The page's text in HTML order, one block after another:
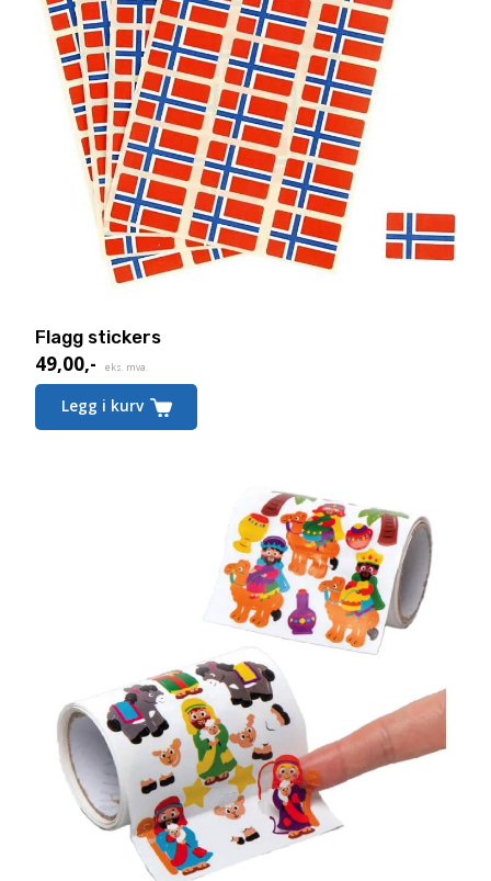
Flagg stickers
49,00,- eks. mva.
Legg i kurv